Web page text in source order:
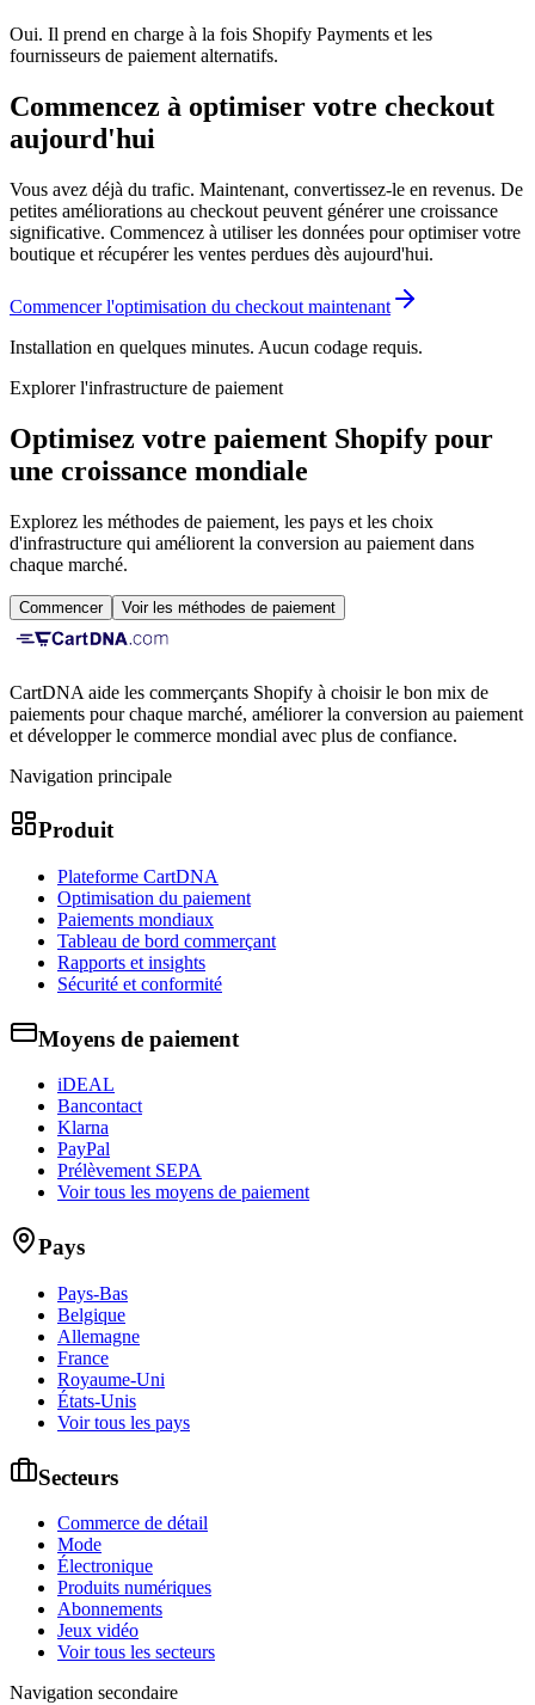
Oui. Il prend en charge à la fois Shopify Payments et les
fournisseurs de paiement alternatifs.
Commencez à optimiser votre checkout
aujourd'hui
Vous avez déjà du trafic. Maintenant, convertissez-le en revenus. De
petites améliorations au checkout peuvent générer une croissance
significative. Commencez à utiliser les données pour optimiser votre
boutique et récupérer les ventes perdues dès aujourd'hui.
Commencer l'optimisation du checkout maintenant
Installation en quelques minutes. Aucun codage requis.
Explorer l'infrastructure de paiement
Optimisez votre paiement Shopify pour
une croissance mondiale
Explorez les méthodes de paiement, les pays et les choix
d'infrastructure qui améliorent la conversion au paiement dans
chaque marché.
Commencer Voir les méthodes de paiement
CartDNA aide les commerçants Shopify à choisir le bon mix de
paiements pour chaque marché, améliorer la conversion au paiement
et développer le commerce mondial avec plus de confiance.
Navigation principale
Produit
Plateforme CartDNA
Optimisation du paiement
Paiements mondiaux
Tableau de bord commerçant
Rapports et insights
Sécurité et conformité
Moyens de paiement
iDEAL
Bancontact
Klarna
PayPal
Prélèvement SEPA
Voir tous les moyens de paiement
Pays
Pays-Bas
Belgique
Allemagne
France
Royaume-Uni
États-Unis
Voir tous les pays
Secteurs
Commerce de détail
Mode
Électronique
Produits numériques
Abonnements
Jeux vidéo
Voir tous les secteurs
Navigation secondaire